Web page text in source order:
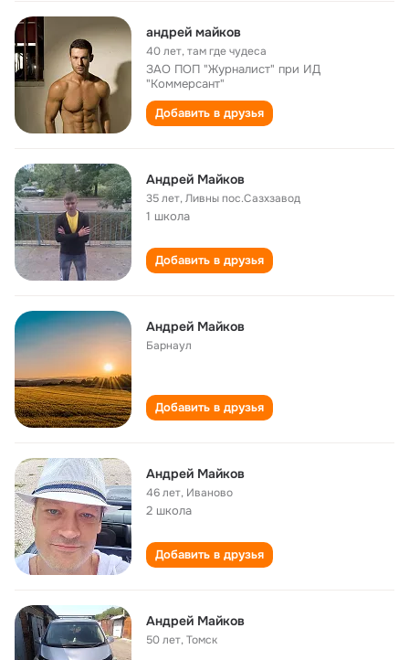
андрей майков
40 лет,там где чудеса
ЗАО ПОП "Журналист" при ИД
"Коммерсант"
Добавить в друзья
Андрей Майков
35 лет,Ливны пос.Сазхзавод
1 школа
Добавить в друзья
Андрей Майков
Барнаул
Добавить в друзья
Андрей Майков
46 лет, Иваново
2 школа
Добавить в друзья
Андрей Майков
50 лет,Томск